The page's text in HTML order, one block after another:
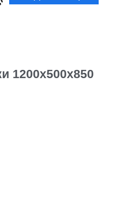
1200х500х850